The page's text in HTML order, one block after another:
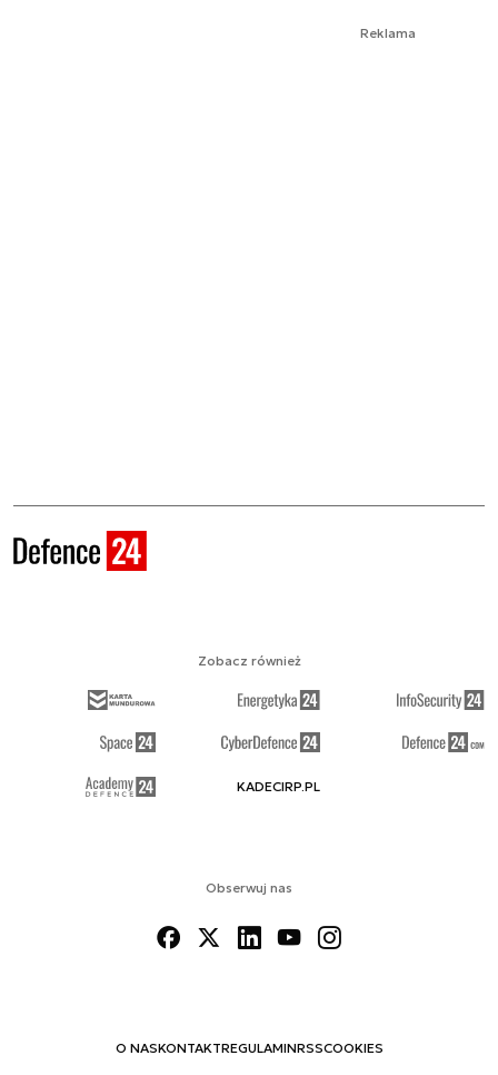
Reklama
Obserwuj nas
O NASKONTAKTREGULAMINRSSCOOKIES
Zobacz również
KADECIRP.PL